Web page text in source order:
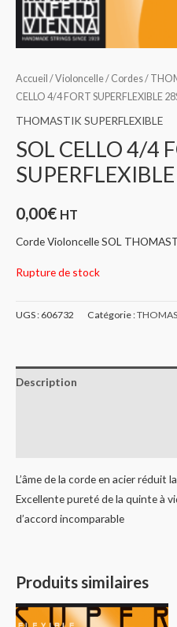
Accueil /Violoncelle/ Cordes/
CELLO 4/4 FORT SUPERFLEXIBLE
THOMASTIK SUPERFLEXIBLE
SOL CELLO 4/4
0,00€ HT
Corde Violoncelle SOL
Rupture de stock
UGS : 606732 Catégorie :
Description
L’âme de la corde en acier réduit
Excellente pureté de la quinte à
d’accord incomparable
Produits similaires